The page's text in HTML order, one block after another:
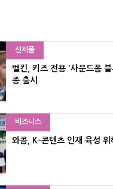
신제품
벨킨, 키즈 전용 '사운드폼
종 출시
비즈니스
와콤, K-콘텐츠 인재 육성 위